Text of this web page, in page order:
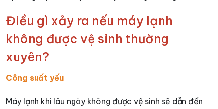
Điều gì xảy ra nếu máy lạnh
không được vệ sinh thường
xuyên?
Công suất yếu
Máy lạnh khi lâu ngày không được vệ sinh sẽ dẫn đến